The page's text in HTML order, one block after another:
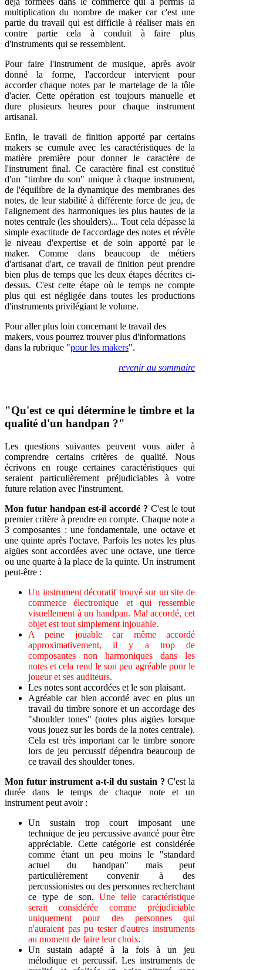
multiplication du nombre de maker car c'est une
partie du travail qui est difficile à réaliser mais en
contre partie cela à conduit à faire plus
d'instruments qui se ressemblent.
Pour faire l'instrument de musique, après avoir
donné la forme, l'accordeur intervient pour
accorder chaque notes par le martelage de la tôle
d'acier. Cette opération est toujours manuelle et
dure plusieurs heures pour chaque instrument
artisanal.
Enfin, le travail de finition apporté par certains
makers se cumule avec les caractéristiques de la
matière première pour donner le caractère de
l'instrument final. Ce caractère final est constitué
d'un "timbre du son" unique à chaque instrument,
de l'équilibre de la dynamique des membranes des
notes, de leur stabilité à différente force de jeu, de
l'alignement des harmoniques les plus hautes de la
notes centrale (les shoulders)... Tout cela dépasse la
simple exactitude de l'accordage des notes et révèle
le niveau d'expertise et de soin apporté par le
maker. Comme dans beaucoup de métiers
d'artisanat d'art, ce travail de finition peut prendre
bien plus de temps que les deux étapes décrites ci-
dessus. C'est cette étape où le temps ne compte
plus qui est négligée dans toutes les productions
d'instruments privilégiant le volume.
Pour aller plus loin concernant le travail des
makers, vous pourrez trouver plus d'informations
dans la rubrique "pour les makers".
revenir au sommaire
"Qu'est ce qui détermine le timbre et la
qualité d'un handpan ?"
Les questions suivantes peuvent vous aider à
comprendre certains critères de qualité. Nous
écrivons en rouge certaines caractéristiques qui
seraient particulièrement préjudiciables à votre
future relation avec l'instrument.
Mon futur handpan est-il accordé ? C'est le tout
premier critère à prendre en compte. Chaque note a
3 composantes : une fondamentale, une octave et
une quinte après l'octave. Parfois les notes les plus
aigües sont accordées avec une octave, une tierce
ou une quarte à la place de la quinte. Un instrument
peut-être :
Un instrument décoratif trouvé sur un site de
commerce électronique et qui ressemble
visuellement à un handpan. Mal accordé, cet
objet est tout simplement injouable.
A peine jouable car même accordé
approximativement, il y a trop de
composantes non harmoniques dans les
notes et cela rend le son peu agréable pour le
joueur et ses auditeurs.
Les notes sont accordées et le son plaisant.
Agréable car bien accordé avec en plus un
travail du timbre sonore et un accordage des
"shoulder tones" (notes plus aigües lorsque
vous jouez sur les bords de la notes centrale).
Cela est très important car le timbre sonore
lors de jeu percussif dépendra beaucoup de
ce travail des shoulder tones.
Mon futur instrument a-t-il du sustain ? C'est la
durée dans le temps de chaque note et un
instrument peut avoir :
Un sustain trop court imposant une
technique de jeu percussive avancé pour être
appréciable. Cette catégorie est considérée
comme étant un peu moins le "standard
actuel du handpan" mais peut
particulièrement convenir à des
percussionistes ou des personnes recherchant
ce type de son.Une telle caractéristique
serait considérée comme préjudiciable
uniquement pour des personnes qui
n'auraient pas pu tester d'autres instruments
au moment de faire leur choix.
Un sustain adapté à la fois à un jeu
mélodique et percussif. Les instruments de